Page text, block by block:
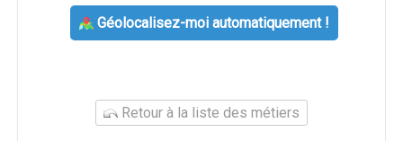
Géolocalisez-moi automatiquement !
Retour à la liste des métiers